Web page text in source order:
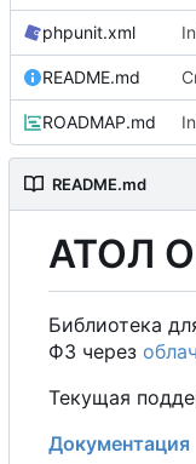
phpunit.xml
README.md
ROADMAP.md
README.md
АТОЛ
Библиотека
ФЗ через
Текущая
Документация